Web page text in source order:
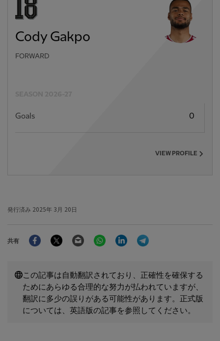
Cody Gakpo
FORWARD
Goals 0
VIEW PROFILE
発行済み 2025年 3月 20日
共有
FacebookTwitter Email WhatsAppLinkedIn
この記事は自動翻訳されており、正確性を確保する
ためにあらゆる合理的な努力が払われていますが、
翻訳に多少の誤りがある可能性があります。正式版
については、英語版の記事を参照してください。